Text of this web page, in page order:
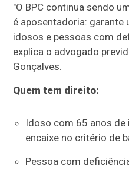
"O BPC continua sendo
é aposentadoria: garante
idosos e pessoas com
explica o advogado
Gonçalves.
Quem tem direito:
Idoso com 65 anos de
encaixe no critério de
Pessoa com